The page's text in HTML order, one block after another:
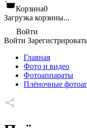
Корзина0
Загрузка корзины...
Войти
Войти
Главная
Фото и видео
Фотоаппараты
Плёночные